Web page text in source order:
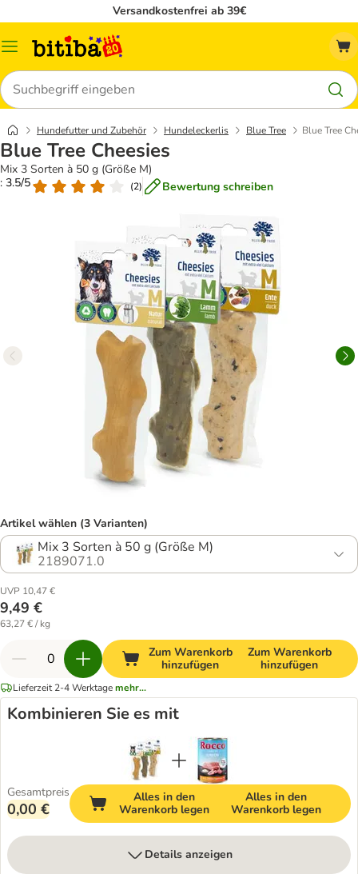
Versandkostenfrei ab 39€
Menü
Suchen
Hundefutter und Zubehör Hundeleckerlis Blue Tree Blue Tree
Blue Tree Cheesies
Mix 3 Sorten à 50 g (Größe M)
: 3.5/5
(2) Bewertung schreiben
Artikel wählen (3 Varianten)
Mix 3 Sorten à 50 g (Größe M)
2189071.0
UVP 10,47 €
9,49 €
63,27 € / kg
Zum Warenkorb
hinzufügen
Zum Warenkorb
hinzufügen
Lieferzeit 2-4 Werktagemehr...
Kombinieren Sie es mit
Gesamtpreis
0,00 €
Alles in den
Warenkorb legen
Alles in den
Warenkorb legen
Details anzeigen